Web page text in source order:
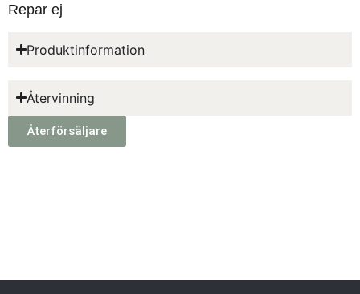
Repar ej
Produktinformation
Återvinning
Återförsäljare